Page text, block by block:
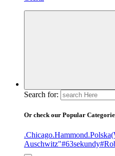
Search for:
Or check our Popular
.Chicago.Hammond.Polska
Auschwitz"#63sekundy